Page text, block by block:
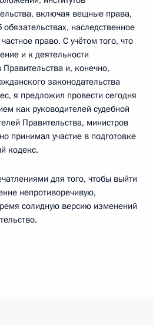
включая вещные права,
наследственное
право. C учётом того, что
и к деятельности
и, конечно,
законодательства
я предложил провести сегодня
как руководителей судебной
Правительства, министров
принимал участие в подготовке
кодекс.
для того, чтобы выйти
непротиворечивую,
солидную версию изменений